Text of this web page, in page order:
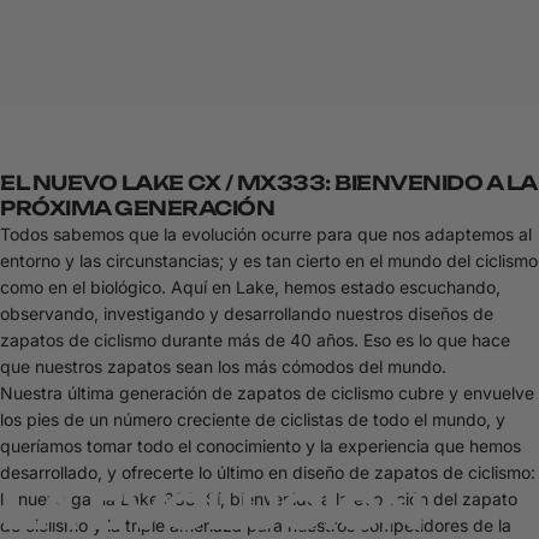
LAEVOLUCIÓN
EL NUEVO LAKE CX / MX333: BIENVENIDO A LA
PRÓXIMA GENERACIÓN
Todos sabemos que la evolución ocurre para que nos adaptemos al
entorno y las circunstancias; y es tan cierto en el mundo del ciclismo
como en el biológico. Aquí en Lake, hemos estado escuchando,
observando, investigando y desarrollando nuestros diseños de
zapatos de ciclismo durante más de 40 años. Eso es lo que hace
que nuestros zapatos sean los más cómodos del mundo.
Nuestra última generación de zapatos de ciclismo cubre y envuelve
los pies de un número creciente de ciclistas de todo el mundo, y
queríamos tomar todo el conocimiento y la experiencia que hemos
desarrollado, y ofrecerte lo último en diseño de zapatos de ciclismo:
la nueva gama Lake 333. Sí, bienvenido a la evolución del zapato
de ciclismo y la triple amenaza para nuestros competidores de la